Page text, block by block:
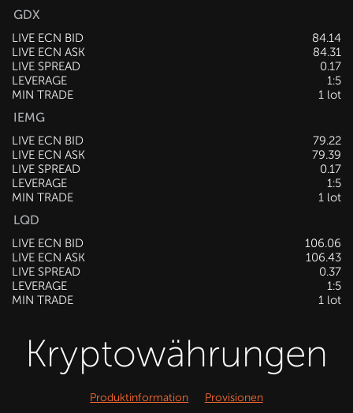
GDX
LIVE ECN BID
84.14
LIVE ECN ASK
84.31
LIVE SPREAD
0.17
LEVERAGE
1:5
MIN TRADE
1 lot
IEMG
LIVE ECN BID
79.22
LIVE ECN ASK
79.39
LIVE SPREAD
0.17
LEVERAGE
1:5
MIN TRADE
1 lot
LQD
LIVE ECN BID
106.06
LIVE ECN ASK
106.43
LIVE SPREAD
0.37
LEVERAGE
1:5
MIN TRADE
1 lot
Kryptowährungen
Produktinformation Provisionen